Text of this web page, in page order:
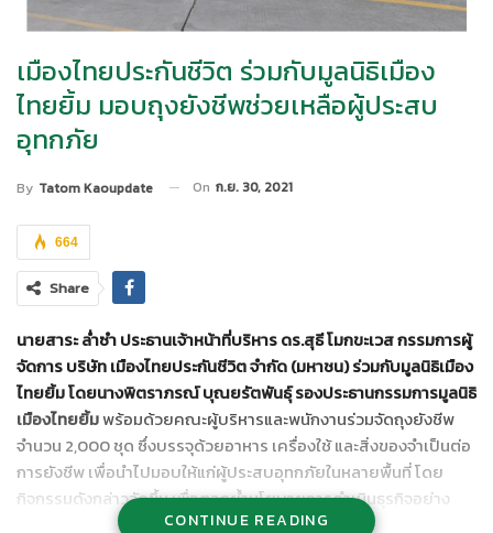
เมืองไทยประกันชีวิต ร่วมกับมูลนิธิเมือง
ไทยยิ้ม มอบถุงยังชีพช่วยเหลือผู้ประสบ
อุทกภัย
By Tatom Kaoupdate On ก.ย. 30, 2021
664
Share
นายสาระ ล่ำซำ ประธานเจ้าหน้าที่บริหาร ดร.สุธี โมกขะเวส กรรมการผู้
จัดการ บริษัท เมืองไทยประกันชีวิต จำกัด (มหาชน) ร่วมกับมูลนิธิเมือง
ไทยยิ้ม โดยนางพิตราภรณ์ บุณยรัตพันธุ์ รองประธานกรรมการมูลนิธิ
เมืองไทยยิ้มพร้อมด้วยคณะผู้บริหารและพนักงานร่วมจัดถุงยังชีพ
จำนวน 2,000 ชุด ซึ่งบรรจุด้วยอาหาร เครื่องใช้ และสิ่งของจำเป็นต่อ
การยังชีพ เพื่อนำไปมอบให้แก่ผู้ประสบอุทกภัยในหลายพื้นที่ โดย
กิจกรรมดังกล่าวจัดขึ้น เพื่อตอกย้ำนโยบายการดำเนินธุรกิจอย่าง
ยั่งยืน ควบคู่ไปกับความรับผิดชอบในด้านการจัดการด้านสิ่งแวดล้อม
CONTINUE READING